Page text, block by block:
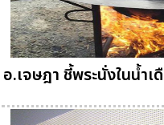
อ.เจษฎา ชี้พระนั่งในน้ำ